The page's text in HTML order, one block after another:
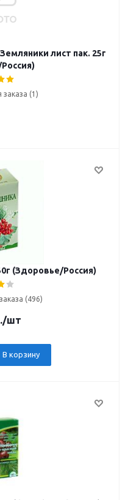
лист пак. 25г
(1)
(Здоровье/Россия)
(496)
/шт
В корзину